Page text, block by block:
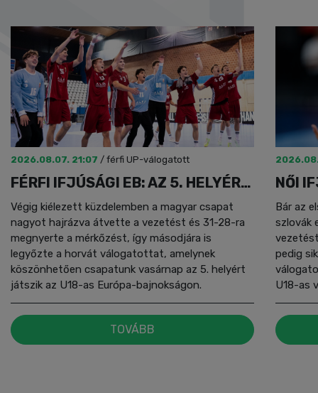
2026.08.07. 21:07 / férfi UP-válogatott
FÉRFI IFJÚSÁGI EB: AZ 5. HELYÉRT FOLYTATJUK
Végig kiélezett küzdelemben a magyar csapat
nagyot hajrázva átvette a vezetést és 31-28-ra
megnyerte a mérkőzést, így másodjára is
legyőzte a horvát válogatottat, amelynek
köszönhetően csapatunk vasárnap az 5. helyért
játszik az U18-as Európa-bajnokságon.
TOVÁBB
Bár az
szlovák
pedig
U18-as